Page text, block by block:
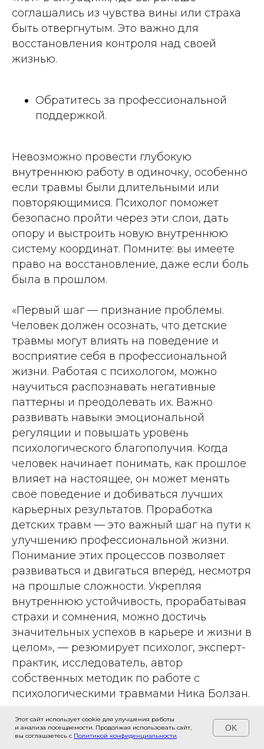
Этот сайт использует cookie для улучшения работы
и анализа посещаемости. Продолжая использовать сайт,
вы соглашаетесь с Политикой конфиденциальности.
OK
соглашались из чувства вины или страха
быть отвергнутым. Это важно для
восстановления контроля над своей
жизнью.
Обратитесь за профессиональной
поддержкой.
Невозможно провести глубокую
внутреннюю работу в одиночку, особенно
если травмы были длительными или
повторяющимися. Психолог поможет
безопасно пройти через эти слои, дать
опору и выстроить новую внутреннюю
систему координат. Помните: вы имеете
право на восстановление, даже если боль
была в прошлом.
«Первый шаг — признание проблемы.
Человек должен осознать, что детские
травмы могут влиять на поведение и
восприятие себя в профессиональной
жизни. Работая с психологом, можно
научиться распознавать негативные
паттерны и преодолевать их. Важно
развивать навыки эмоциональной
регуляции и повышать уровень
психологического благополучия. Когда
человек начинает понимать, как прошлое
влияет на настоящее, он может менять
своё поведение и добиваться лучших
карьерных результатов. Проработка
детских травм — это важный шаг на пути к
улучшению профессиональной жизни.
Понимание этих процессов позволяет
развиваться и двигаться вперёд, несмотря
на прошлые сложности. Укрепляя
внутреннюю устойчивость, прорабатывая
страхи и сомнения, можно достичь
значительных успехов в карьере и жизни в
целом», — резюмирует психолог, эксперт-
практик, исследователь, автор
собственных методик по работе с
психологическими травмами Ника Болзан.